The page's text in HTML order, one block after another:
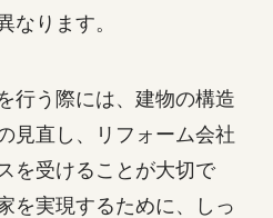
なります。
行う際には、建物の構造
見直し、リフォーム会社
を受けることが大切で
を実現するために、しっ